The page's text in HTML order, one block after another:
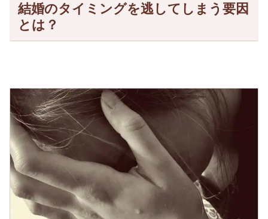
結婚のタイミングを逃してしまう要因
とは？